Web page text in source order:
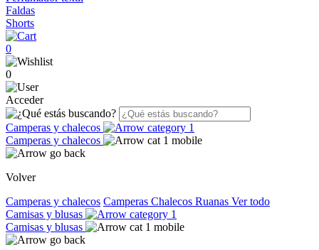
Faldas
Shorts
0
0
Acceder
Camperas y chalecos
Camperas y chalecos
Volver
Camperas y chalecos Camperas Chalecos Ruanas Ver todo
Camisas y blusas
Camisas y blusas